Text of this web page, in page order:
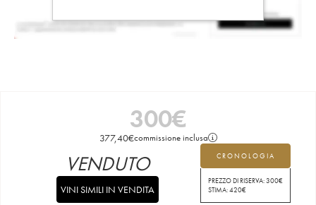
300€
377,40€commissione inclusa
CRONOLOGIA
PREZZO DI RISERVA:300€
STIMA:420€
VENDUTO
VINI SIMILI IN VENDITA